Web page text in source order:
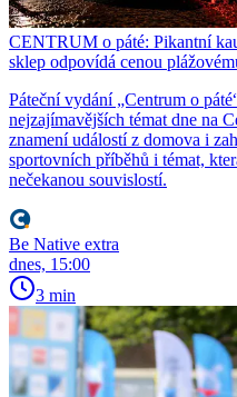
CENTRUM o páté: Pikantní
sklep odpovídá cenou
Páteční vydání „Centrum o
nejzajímavějších témat dne na
znamení událostí z domova i
sportovních příběhů i témat,
nečekanou souvislostí.
Be Native extra
dnes, 15:00
3 min